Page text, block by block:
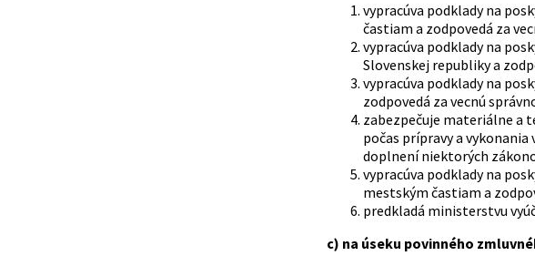
vypracúva podklady na
častiam a zodpovedá za
vypracúva podklady na
Slovenskej republiky a
vypracúva podklady na
zodpovedá za vecnú
zabezpečuje materiálne a
počas prípravy a vykonania
doplnení niektorých
vypracúva podklady na
mestským častiam a
predkladá ministerstvu
c) na úseku povinného